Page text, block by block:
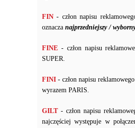
FIN - człon napisu
oznacza najprzedniejszy /
FINE - człon napisu
SUPER.
FINI - człon napisu
wyrazem PARIS.
GILT- człon napisu
najczęściej występuje w